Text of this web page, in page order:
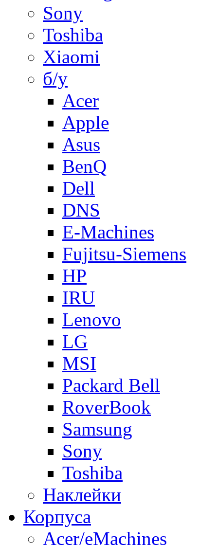
Sony
Toshiba
Xiaomi
б/у
Acer
Apple
Asus
BenQ
Dell
DNS
E-Machines
Fujitsu-Siemens
HP
IRU
Lenovo
LG
MSI
Packard Bell
RoverBook
Samsung
Sony
Toshiba
Наклейки
Корпуса
Acer/eMachines